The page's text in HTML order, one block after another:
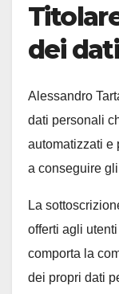
dei dati
Alessandro
dati personali
automatizzati e
a conseguire
La
offerti agli
comporta la
dei propri dati